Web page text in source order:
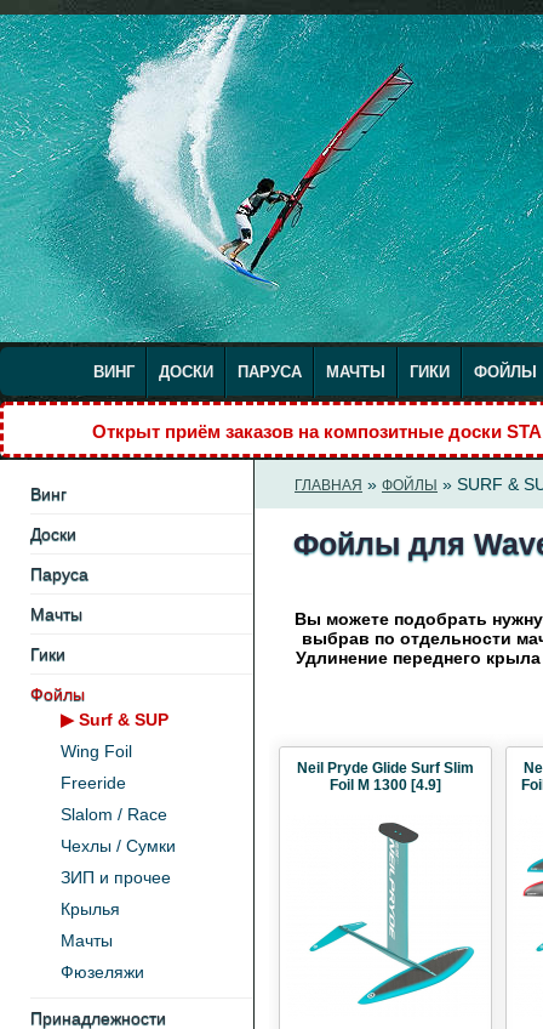
ВИНГ ДОСКИ ПАРУСА МАЧТЫ ГИКИ ФОЙЛЫ
Открыт приём заказов на композитные доски
Винг
Доски
Паруса
Мачты
Гики
Фойлы
▶Surf & SUP
Wing Foil
Freeride
Slalom / Race
Чехлы / Cумки
ЗИП и прочее
Крылья
Мачты
Фюзеляжи
Принадлежности
ГЛАВНАЯ » ФОЙЛЫ » SURF &
Фойлы для
Вы можете подобрать
выбрав по отдельности
Удлинение переднего
Neil Pryde Glide Surf Slim
Foil M 1300 [4.9]